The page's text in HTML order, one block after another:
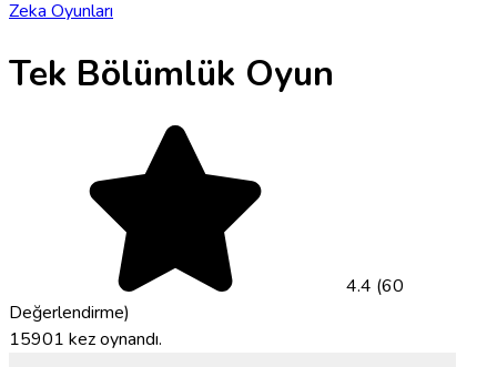
Zeka Oyunları
Tek Bölümlük Oyun
4.4 (60
Değerlendirme)
15901 kez oynandı.